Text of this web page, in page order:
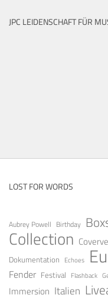
JPC LEIDENSCHAFT FÜR
LOST FOR WORDS
Aubrey Powell Birthday
Collection
Dokumentation Echoes
Fender Festival Flashback
Immersion Italien